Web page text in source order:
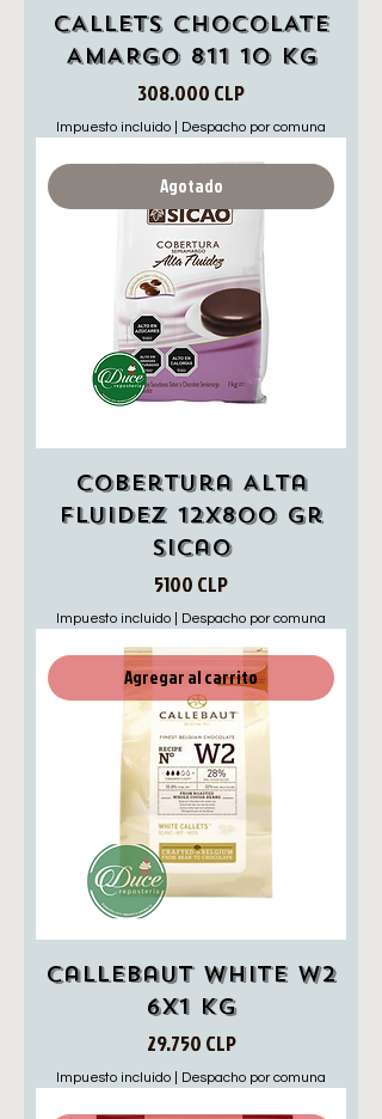
CALLETS CHOCOLATE
AMARGO 811 10 KG
Precio
308.000 CLP
Impuesto incluido Despacho por comuna
Agotado
Cobertura Alta
Fluidez 12x800 gr
Sicao
Precio
5100 CLP
Impuesto incluido Despacho por comuna
Agregar al carrito
Callebaut white w2
6x1 Kg
Precio
29.750 CLP
Impuesto incluido Despacho por comuna